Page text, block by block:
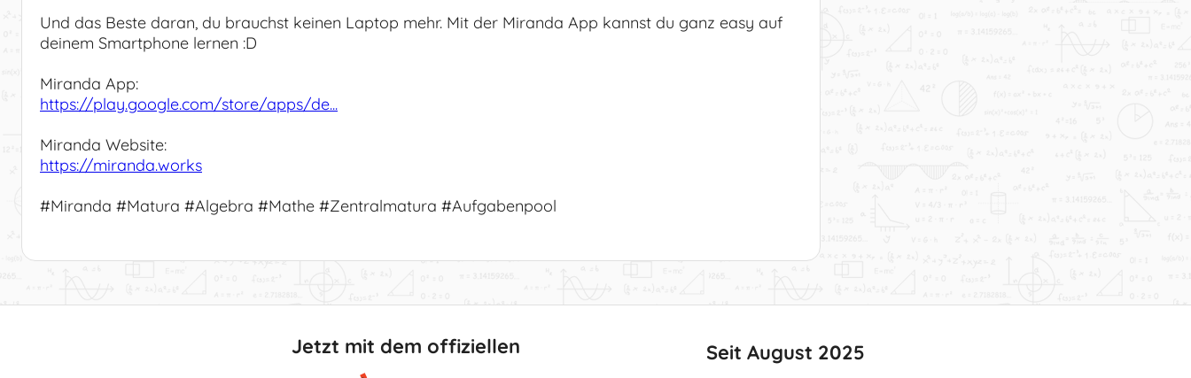
Und das Beste daran, du brauchst keinen Laptop mehr. Mit der Miranda App kannst du ganz easy auf
deinem Smartphone lernen :D
Miranda App:
https://play.google.com/store/apps/de...
Miranda Website:
https://miranda.works
#Miranda #Matura #Algebra #Mathe #Zentralmatura #Aufgabenpool
Jetzt mit dem offiziellen Seit August 2025